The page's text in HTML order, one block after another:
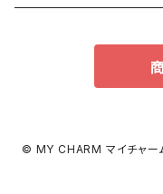
その他
ペチコート/ペチパンツ
その他
タイツ
© MY CHARM マイチャー